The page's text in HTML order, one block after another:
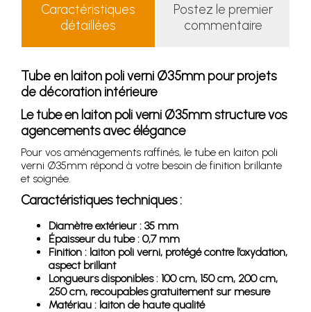
Caractéristiques
détaillées
Postez le premier
commentaire
Tube en laiton poli verni Ø35mm pour projets
de décoration intérieure
Le tube en laiton poli verni Ø35mm structure vos
agencements avec élégance
Pour vos aménagements raffinés, le tube en laiton poli
verni Ø35mm répond à votre besoin de finition brillante
et soignée.
Caractéristiques techniques :
Diamètre extérieur : 35 mm
Épaisseur du tube : 0,7 mm
Finition : laiton poli verni, protégé contre l’oxydation,
aspect brillant
Longueurs disponibles : 100 cm, 150 cm, 200 cm,
250 cm, recoupables gratuitement sur mesure
Matériau : laiton de haute qualité